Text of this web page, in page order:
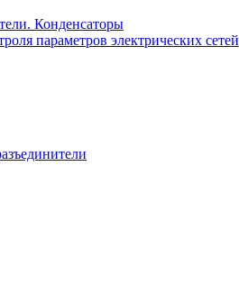
Конденсаторы
параметров электрических сетей